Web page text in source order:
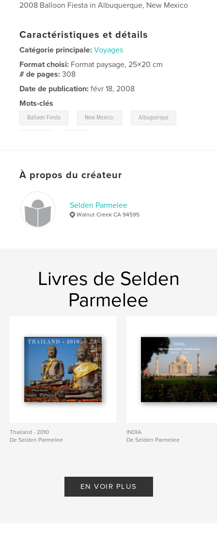
2008 Balloon Fiesta in Albuquerque, New Mexico
Caractéristiques et détails
Catégorie principale: Voyages
Format choisi: Format paysage, 25×20 cm
# de pages:308
Date de publication: févr 18, 2008
Mots-clés
Balloon Fiesta New Mexico. Albuquerque
À propos du créateur
Selden Parmelee
Walnut Creek CA 94595
Livres de Selden
Parmelee
Thailand - 2010
De Selden Parmelee
INDIA
De Selden Parmelee
EN VOIR PLUS